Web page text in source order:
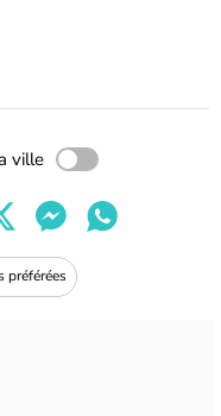
ville
préférées